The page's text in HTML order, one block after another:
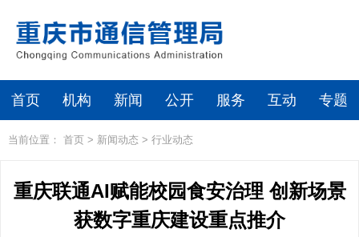
首页 机构 新闻 公开 服务 互动 专题
当前位置： 首页 > 新闻动态 > 行业动态
重庆联通AI赋能校园食安治理 创新场景
获数字重庆建设重点推介